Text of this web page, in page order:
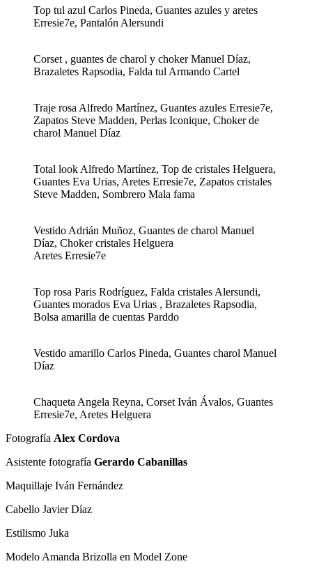
Top tul azul Carlos Pineda, Guantes azules y aretes
Erresie7e, Pantalón Alersundi
Corset , guantes de charol y choker Manuel Díaz,
Brazaletes Rapsodia, Falda tul Armando Cartel
Traje rosa Alfredo Martínez, Guantes azules Erresie7e,
Zapatos Steve Madden, Perlas Iconique, Choker de
charol Manuel Díaz
Total look Alfredo Martínez, Top de cristales Helguera,
Guantes Eva Urias, Aretes Erresie7e, Zapatos cristales
Steve Madden, Sombrero Mala fama
Vestido Adrián Muñoz, Guantes de charol Manuel
Díaz, Choker cristales Helguera
Aretes Erresie7e
Top rosa Paris Rodríguez, Falda cristales Alersundi,
Guantes morados Eva Urias , Brazaletes Rapsodia,
Bolsa amarilla de cuentas Parddo
Vestido amarillo Carlos Pineda, Guantes charol Manuel
Díaz
Chaqueta Angela Reyna, Corset Iván Ávalos, Guantes
Erresie7e, Aretes Helguera
Fotografía Alex Cordova
Asistente fotografía Gerardo Cabanillas
Maquillaje Iván Fernández
Cabello Javier Díaz
Estilismo Juka
Modelo Amanda Brizolla en Model Zone